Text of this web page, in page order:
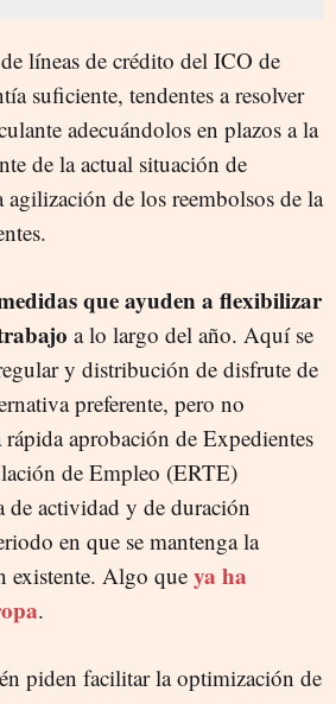
líneas de crédito del ICO de
suficiente, tendentes a resolver
adecuándolos en plazos a la
de la actual situación de
agilización de los reembolsos de la
que ayuden a flexibilizar
a lo largo del año. Aquí se
y distribución de disfrute de
preferente, pero no
rápida aprobación de Expedientes
de Empleo (ERTE)
de actividad y de duración
en que se mantenga la
existente. Algo que ya ha
.
piden facilitar la optimización de